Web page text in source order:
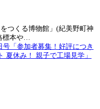
つくる博物館」(紀美野町神
標本や…